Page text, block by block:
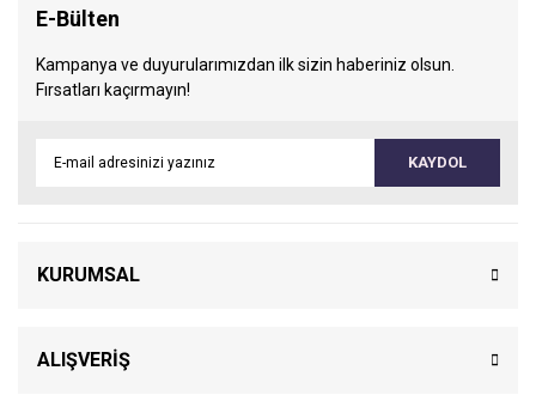
E-Bülten
Kampanya ve duyurularımızdan ilk sizin haberiniz olsun.
Fırsatları kaçırmayın!
KAYDOL
KURUMSAL
ALIŞVERİŞ